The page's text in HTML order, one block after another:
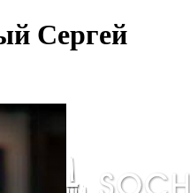
Сергей